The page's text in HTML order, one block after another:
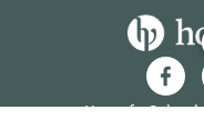
Hogrefe